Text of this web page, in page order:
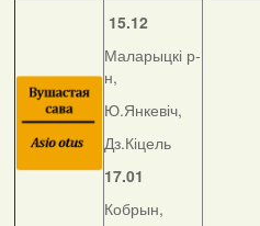
15.12
Маларыцкі р-
н,
Ю.Янкевіч,
Дз.Кіцель
17.01
Кобрын,